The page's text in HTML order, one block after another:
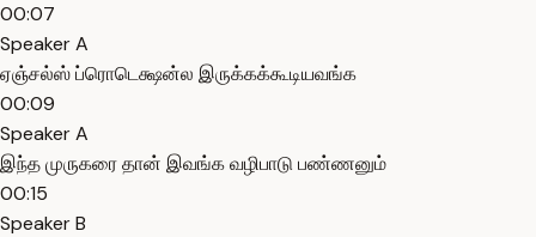
00:07
Speaker A
ஏஞ்சல்ஸ் ப்ரொடெக்ஷன்ல இருக்கக்கூடியவங்க
00:09
Speaker A
இந்த முருகரை தான் இவங்க வழிபாடு பண்ணனும்
00:15
Speaker B